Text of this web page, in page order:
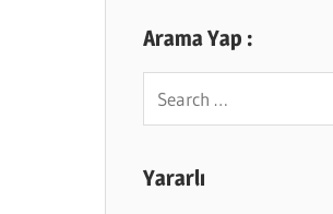
Arama Yap :
Yararlı